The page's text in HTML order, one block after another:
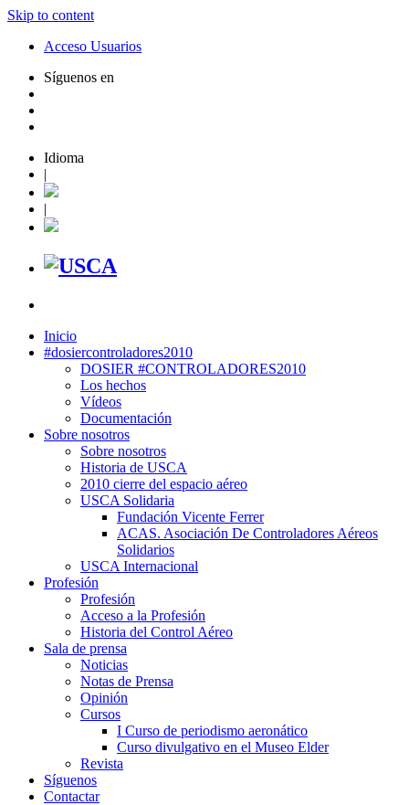
Skip to content
Acceso Usuarios
Síguenos en
Idioma
|
|
Inicio
#dosiercontroladores2010
DOSIER #CONTROLADORES2010
Los hechos
Vídeos
Documentación
Sobre nosotros
Sobre nosotros
Historia de USCA
2010 cierre del espacio aéreo
USCA Solidaria
Fundación Vicente Ferrer
ACAS. Asociación De Controladores Aéreos
Solidarios
USCA Internacional
Profesión
Profesión
Acceso a la Profesión
Historia del Control Aéreo
Sala de prensa
Noticias
Notas de Prensa
Opinión
Cursos
I Curso de periodismo aeronático
Curso divulgativo en el Museo Elder
Revista
Síguenos
Contactar